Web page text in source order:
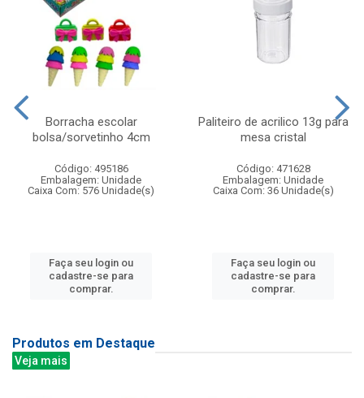
Borracha escolar
bolsa/sorvetinho 4cm
Código: 495186
Embalagem: Unidade
Caixa Com: 576 Unidade(s)
Faça seu login ou
cadastre-se para
comprar.
Paliteiro de acrilico 13g para
mesa cristal
Código: 471628
Embalagem: Unidade
Caixa Com: 36 Unidade(s)
Faça seu login ou
cadastre-se para
comprar.
Produtos em Destaque
Veja mais